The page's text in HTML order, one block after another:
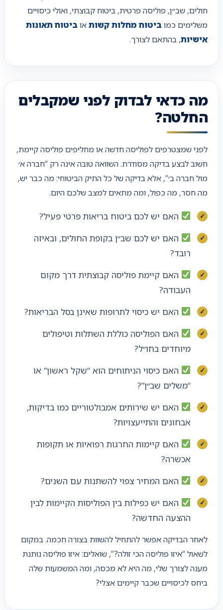
חולים, שב״ן, פוליסה פרטית, ביטוח קבוצתי, ואולי כיסויים
משלימים כמוביטוח מחלות קשותאוביטוח תאונות
אישיות, בהתאם לצורך.
מה כדאי לבדוק לפני שמקבלים
החלטה?
לפני שמצטרפים לפוליסה חדשה או מחליפים פוליסה קיימת,
חשוב לבצע בדיקה מסודרת. השוואה טובה אינה רק “חברה א׳
מול חברה ב׳”, אלא בדיקה של כל התיק הביטוחי: מה כבר יש,
מה חסר, מה כפול, ומה מתאים למצב שלכם היום.
האם יש לכם ביטוח בריאות פרטי פעיל?
האם יש לכם שב״ן בקופת החולים, ובאיזה
רובד?
האם קיימת פוליסה קבוצתית דרך מקום
העבודה?
האם יש כיסוי לתרופות שאינן בסל הבריאות?
האם הפוליסה כוללת השתלות וטיפולים
מיוחדים בחו״ל?
האם כיסוי הניתוחים הוא “שקל ראשון” או
“משלים שב״ן”?
האם יש שירותים אמבולטוריים כמו בדיקות,
אבחונים והתייעצויות?
האם קיימות החרגות רפואיות או תקופות
אכשרה?
האם המחיר צפוי להשתנות עם השנים?
האם יש כפילות בין הפוליסות הקיימות לבין
ההצעה החדשה?
לאחר הבדיקה אפשר להתחיל להשוות בצורה חכמה. במקום
לשאול “איזו פוליסה הכי זולה?”, שואלים: איזו פוליסה נותנת
מענה לצורך שלי, מה היא לא מכסה, ומה המשמעות שלה
ביחס לכיסויים שכבר קיימים אצלי?